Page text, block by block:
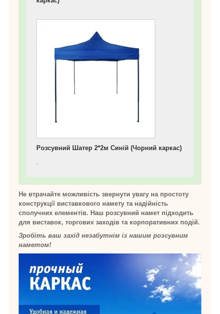
Розсувний Шатер 2*2м Синій (Чорний каркас)
Не втрачайте можливість звернути увагу на простоту
конструкції виставкового намету та надійність
сполучних елементів. Наш розсувний намет підходить
для виставок, торгових заходів та корпоративних подій.
Зробіть ваш захід незабутнім із нашим розсувним
наметом!